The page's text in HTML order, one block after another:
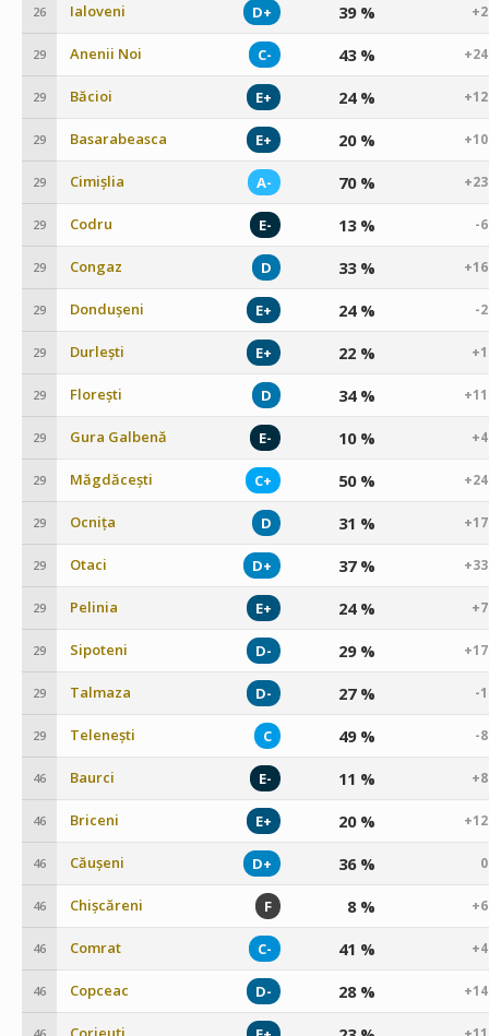
26 Ialoveni D+ 39 %
29 Anenii Noi C- 43 %
29 Băcioi E+ 24 %
29 Basarabeasca E+ 20 %
29 Cimișlia A- 70 %
29 Codru E- 13 % -
29 Congaz D 33 %
29 Dondușeni E+ 24 % -
29 Durlești E+ 22 %
29 Florești D 34 %
29 Gura Galbenă E- 10 %
29 Măgdăcești C+ 50 %
29 Ocnița D 31 %
29 Otaci D+ 37 %
29 Pelinia E+ 24 %
29 Sipoteni D- 29 %
29 Talmaza D- 27 % -
29 Telenești C 49 % -
46 Baurci E- 11 %
46 Briceni E+ 20 %
46 Căușeni D+ 36 %
46 Chișcăreni F 8 %
46 Comrat C- 41 %
46 Copceac D- 28 %